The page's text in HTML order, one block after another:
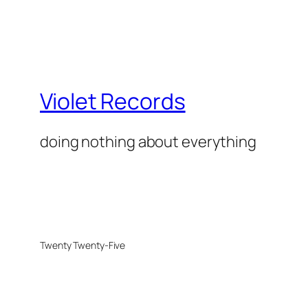
Violet Records
doing nothing about everything
Twenty Twenty-Five